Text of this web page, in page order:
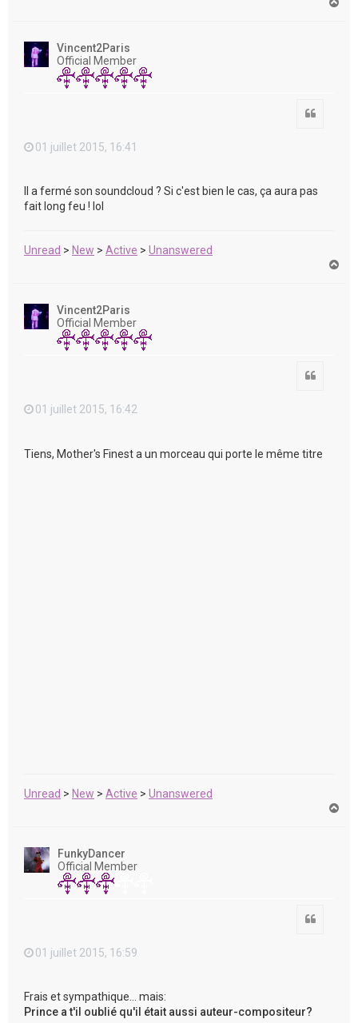
Vincent2Paris
Official Member
01 juillet 2015, 16:41
Il a fermé son soundcloud ? Si c'est bien le cas, ça aura pas
fait long feu ! lol
Unread > New > Active > Unanswered
Vincent2Paris
Official Member
01 juillet 2015, 16:42
Tiens, Mother's Finest a un morceau qui porte le même titre
Unread > New > Active > Unanswered
FunkyDancer
Official Member
01 juillet 2015, 16:59
Frais et sympathique... mais:
Prince a t'il oublié qu'il était aussi auteur-compositeur?